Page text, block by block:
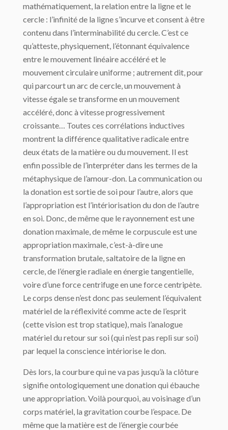
mathématiquement, la relation entre la ligne et le
cercle : l’infinité de la ligne s’incurve et consent à être
contenu dans l’interminabilité du cercle. C’est ce
qu’atteste, physiquement, l’étonnant équivalence
entre le mouvement linéaire accéléré et le
mouvement circulaire uniforme ; autrement dit, pour
qui parcourt un arc de cercle, un mouvement à
vitesse égale se transforme en un mouvement
accéléré, donc à vitesse progressivement
croissante… Toutes ces corrélations inductives
montrent la différence qualitative radicale entre
deux états de la matière ou du mouvement. Il est
enfin possible de l’interpréter dans les termes de la
métaphysique de l’amour-don. La communication ou
la donation est sortie de soi pour l’autre, alors que
l’appropriation est l’intériorisation du don de l’autre
en soi. Donc, de même que le rayonnement est une
donation maximale, de même le corpuscule est une
appropriation maximale, c’est-à-dire une
transformation brutale, saltatoire de la ligne en
cercle, de l’énergie radiale en énergie tangentielle,
voire d’une force centrifuge en une force centripète.
Le corps dense n’est donc pas seulement l’équivalent
matériel de la réflexivité comme acte de l’esprit
(cette vision est trop statique), mais l’analogue
matériel du retour sur soi (qui n’est pas repli sur soi)
par lequel la conscience intériorise le don.
Dès lors, la courbure qui ne va pas jusqu’à la clôture
signifie ontologiquement une donation qui ébauche
une appropriation. Voilà pourquoi, au voisinage d’un
corps matériel, la gravitation courbe l’espace. De
même que la matière est de l’énergie courbée